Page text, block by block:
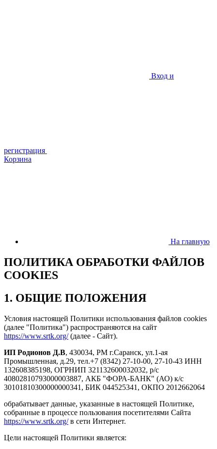
Вход и
регистрация
Корзина
На главную
ПОЛИТИКА ОБРАБОТКИ ФАЙЛОВ
COOKIES
1. ОБЩИЕ ПОЛОЖЕНИЯ
Условия настоящей Политики использования файлов cookies
(далее "Политика") распространяются на сайт
https://www.srtk.org/(далее - Сайт).
ИП Родионов Д.В, 430034, РМ г.Саранск, ул.1-ая
Промышленная, д.29, тел.+7 (8342) 27-10-00, 27-10-43 ИНН
132608385198, ОГРНИП 321132600032032, р/с
40802810793000003887, АКБ "ФОРА-БАНК" (АО) к/с
30101810300000000341, БИК 044525341, ОКПО 2012662064
обрабатывает данные, указанные в настоящей Политике,
собранные в процессе пользования посетителями Сайта
https://www.srtk.org/в сети Интернет.
Цели настоящей Политики является: